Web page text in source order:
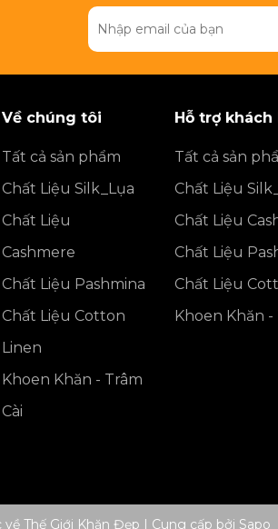
Về chúng tôi
Tất cả sản phẩm
Chất Liệu Silk_Lụa
Chất Liệu
Cashmere
Chất Liệu Pashmina
Chất Liệu Cotton
Linen
Khoen Khăn - Trâm
Cài
Hỗ trợ khách
Tất cả sản
Chất Liệu
Chất Liệu
Chất Liệu
Chất Liệu
Khoen Khăn -
Thế Giới Khăn Đẹp | Cung cấp bởi Sapo